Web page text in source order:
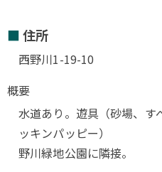
住所
西野川1-19-10
概要
水道あり。遊具（砂場、す
ッキンパッピー）
野川緑地公園に隣接。